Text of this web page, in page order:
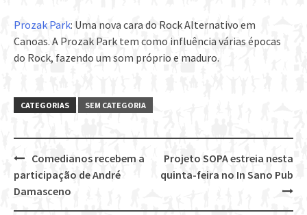
Prozak Park: Uma nova cara do Rock Alternativo em
Canoas. A Prozak Park tem como influência várias épocas
do Rock, fazendo um som próprio e maduro.
CATEGORIAS SEM CATEGORIA
Post
navigation
Projeto SOPA estreia nesta
quinta-feira no In Sano Pub
Comedianos recebem a
participação de André
Damasceno